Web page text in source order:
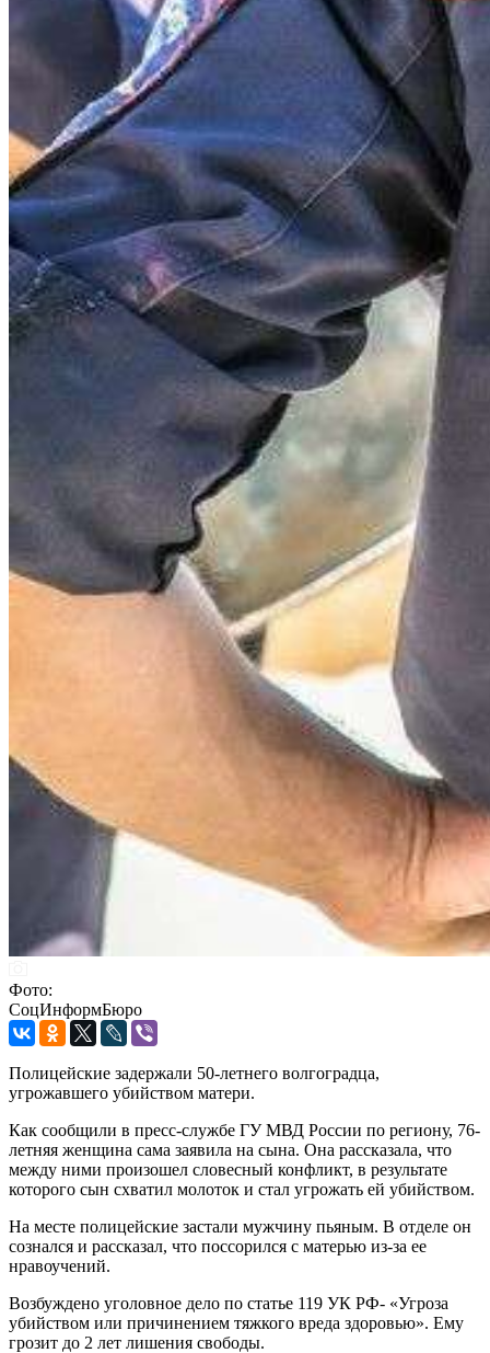
Фото:
СоцИнформБюро
Полицейские задержали 50-летнего волгоградца,
угрожавшего убийством матери.
Как сообщили в пресс-службе ГУ МВД России по региону, 76-
летняя женщина сама заявила на сына. Она рассказала, что
между ними произошел словесный конфликт, в результате
которого сын схватил молоток и стал угрожать ей убийством.
На месте полицейские застали мужчину пьяным. В отделе он
сознался и рассказал, что поссорился с матерью из-за ее
нравоучений.
Возбуждено уголовное дело по статье 119 УК РФ- «Угроза
убийством или причинением тяжкого вреда здоровью». Ему
грозит до 2 лет лишения свободы.